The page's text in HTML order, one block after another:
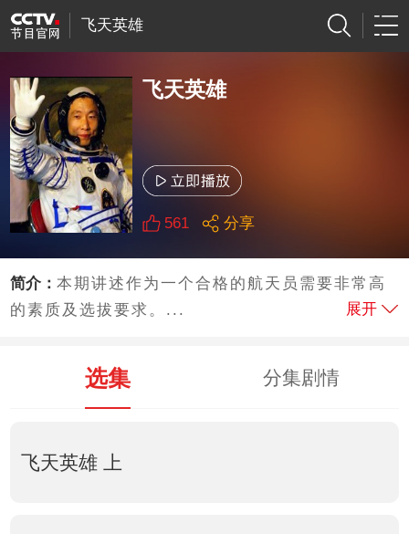
飞天英雄
飞天英雄
561 分享
简介：本期讲述作为一个合格的航天员需要非常高
的素质及选拔要求。...
展开
选集 分集剧情
飞天英雄 上